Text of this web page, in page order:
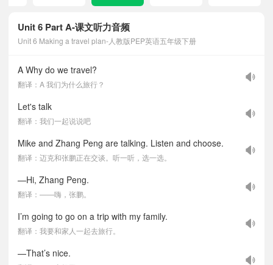
Unit 6 Part A-课文听力音频
Unit 6 Making a travel plan-人教版PEP英语五年级下册
A Why do we travel?
翻译：A 我们为什么旅行？
Let's talk
翻译：我们一起说说吧
Mike and Zhang Peng are talking. Listen and choose.
翻译：迈克和张鹏正在交谈。听一听，选一选。
—Hi, Zhang Peng.
翻译：——嗨，张鹏。
I’m going to go on a trip with my family.
翻译：我要和家人一起去旅行。
—That’s nice.